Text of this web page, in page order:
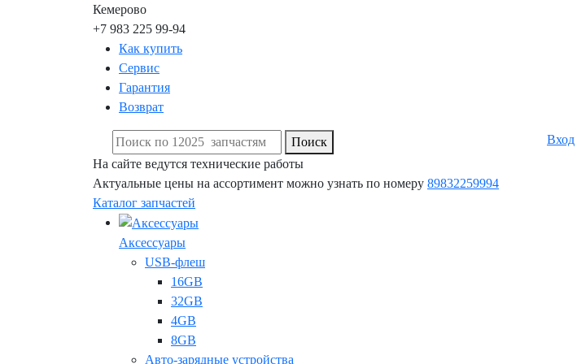
Кемерово
+7 983 225 99-94
Как купить
Сервис
Гарантия
Возврат
Поиск Вход
На сайте ведутся технические работы
Актуальные цены на ассортимент можно узнать по номеру 89832259994
Каталог запчастей
Аксессуары
USB-флеш
16GB
32GB
4GB
8GB
Авто-зарядные устройства